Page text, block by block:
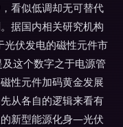
看似低调却无可替代
据国内相关研究机构
伏发电的磁性元件市
这个数字之于电源管
性元件加码黄金发展
从各自的逻辑来看有
新型能源化身—光伏